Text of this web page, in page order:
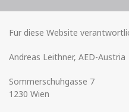
Für diese Website
Andreas Leithner, AED-Austria
Sommerschuhgasse 7
1230 Wien